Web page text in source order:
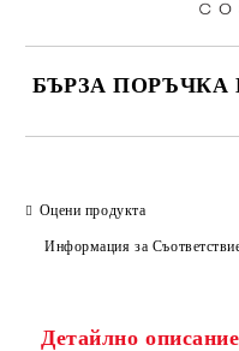
БЪРЗА ПОРЪЧКА
Оцени продукта
Информация за
Детайлно описание